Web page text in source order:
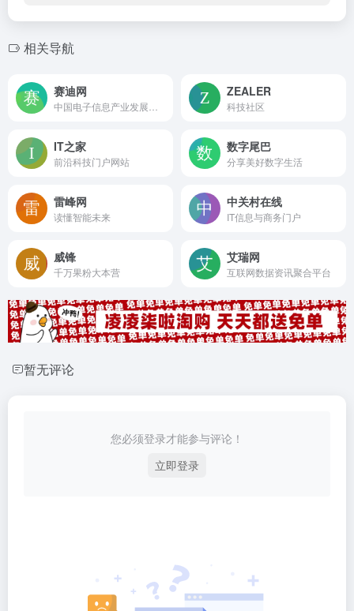
相关导航
赛迪网 ZEALER
科技社区
IT之家
前沿科技门户网站
数字尾巴
分享美好数字生活
雷峰网
读懂智能未来
中关村在线
IT信息与商务门户
威锋
千万果粉大本营
艾瑞网
互联网数据资讯聚合平台
暂无评论
您必须登录才能参与评论！
立即登录